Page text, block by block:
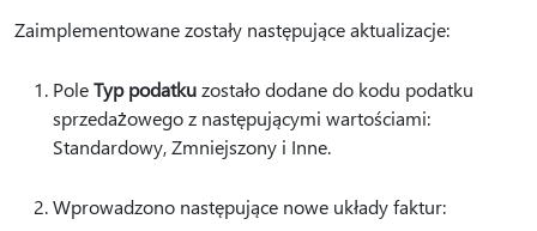
Zaimplementowane zostały następujące aktualizacje:
PoleTyp podatkuzostało dodane do kodu podatku
sprzedażowego z następującymi wartościami:
Standardowy, Zmniejszony i Inne.
Wprowadzono następujące nowe układy faktur: